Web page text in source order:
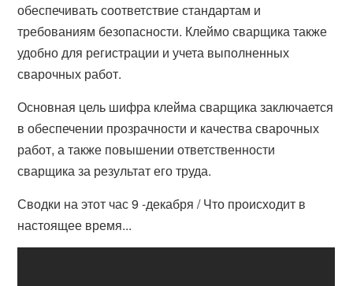
обеспечивать соответствие стандартам и
требованиям безопасности. Клеймо сварщика также
удобно для регистрации и учета выполненных
сварочных работ.
Основная цель шифра клейма сварщика заключается
в обеспечении прозрачности и качества сварочных
работ, а также повышении ответственности
сварщика за результат его труда.
Сводки на этот час 9 -декабря / Что происходит в
настоящее время...